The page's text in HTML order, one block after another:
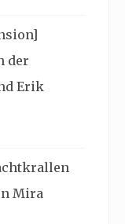
der
Erik
Mira